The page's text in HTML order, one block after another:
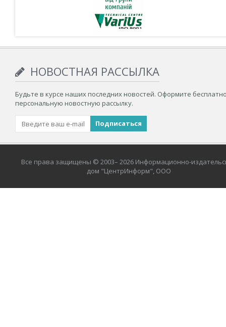
НОВОСТНАЯ РАССЫЛКА
Будьте в курсе наших последних новостей. Оформите
персональную новостную рассылку.
Все права защищены © 2003– 2026 Информационно-
дом "ЦентрИнформ", ООО